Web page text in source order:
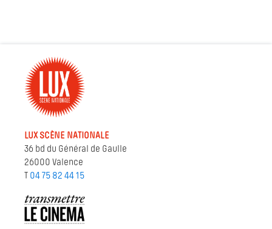
LUX SCÈNE NATIONALE
36 bd du Général de Gaulle
26000 Valence
T 04 75 82 44 15